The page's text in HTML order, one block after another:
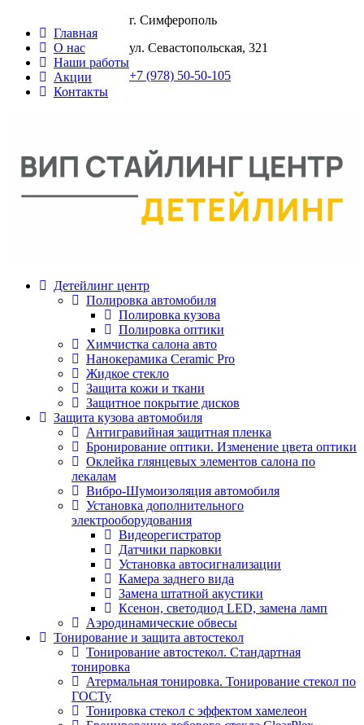
Главная
О нас
Наши работы
Акции
Контакты
г. Симферополь
ул. Севастопольская, 321
+7 (978) 50-50-105
Детейлинг центр
Полировка автомобиля
Полировка кузова
Полировка оптики
Химчистка салона авто
Нанокерамика Ceramic Pro
Жидкое стекло
Защита кожи и ткани
Защитное покрытие дисков
Защита кузова автомобиля
Антигравийная защитная пленка
Бронирование оптики. Изменение цвета оптики
Оклейка глянцевых элементов салона по
лекалам
Вибро-Шумоизоляция автомобиля
Установка дополнительного
электрооборудования
Видеорегистратор
Датчики парковки
Установка автосигнализации
Камера заднего вида
Замена штатной акустики
Ксенон, светодиод LED, замена ламп
Аэродинамические обвесы
Тонирование и защита автостекол
Тонирование автостекол. Стандартная
тонировка
Атермальная тонировка. Тонирование стекол по
ГОСТу
Тонировка стекол с эффектом хамелеон